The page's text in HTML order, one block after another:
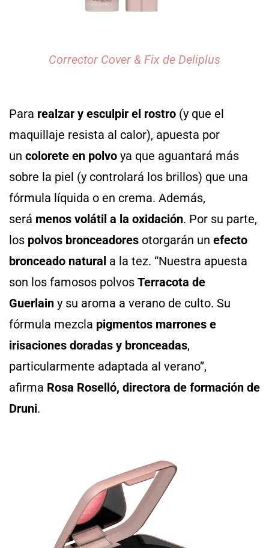
Corrector Cover & Fix de Deliplus
Para realzar y esculpir el rostro (y que el
maquillaje resista al calor), apuesta por
un colorete en polvo ya que aguantará más
sobre la piel (y controlará los brillos) que una
fórmula líquida o en crema. Además,
será menos volátil a la oxidación. Por su parte,
los polvos bronceadores otorgarán un efecto
bronceado natural a la tez. “Nuestra apuesta
son los famosos polvos Terracota de
Guerlain y su aroma a verano de culto. Su
fórmula mezcla pigmentos marrones e
irisaciones doradas y bronceadas,
particularmente adaptada al verano”,
afirma Rosa Roselló, directora de formación de
Druni.